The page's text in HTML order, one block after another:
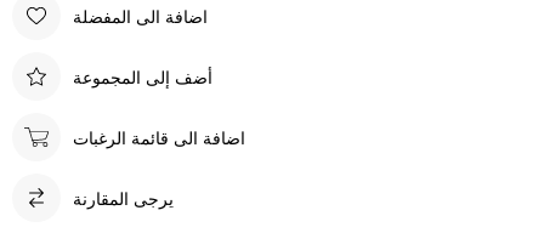
اضافة الى المفضلة
أضف إلى المجموعة
اضافة الى قائمة الرغبات
يرجى المقارنة